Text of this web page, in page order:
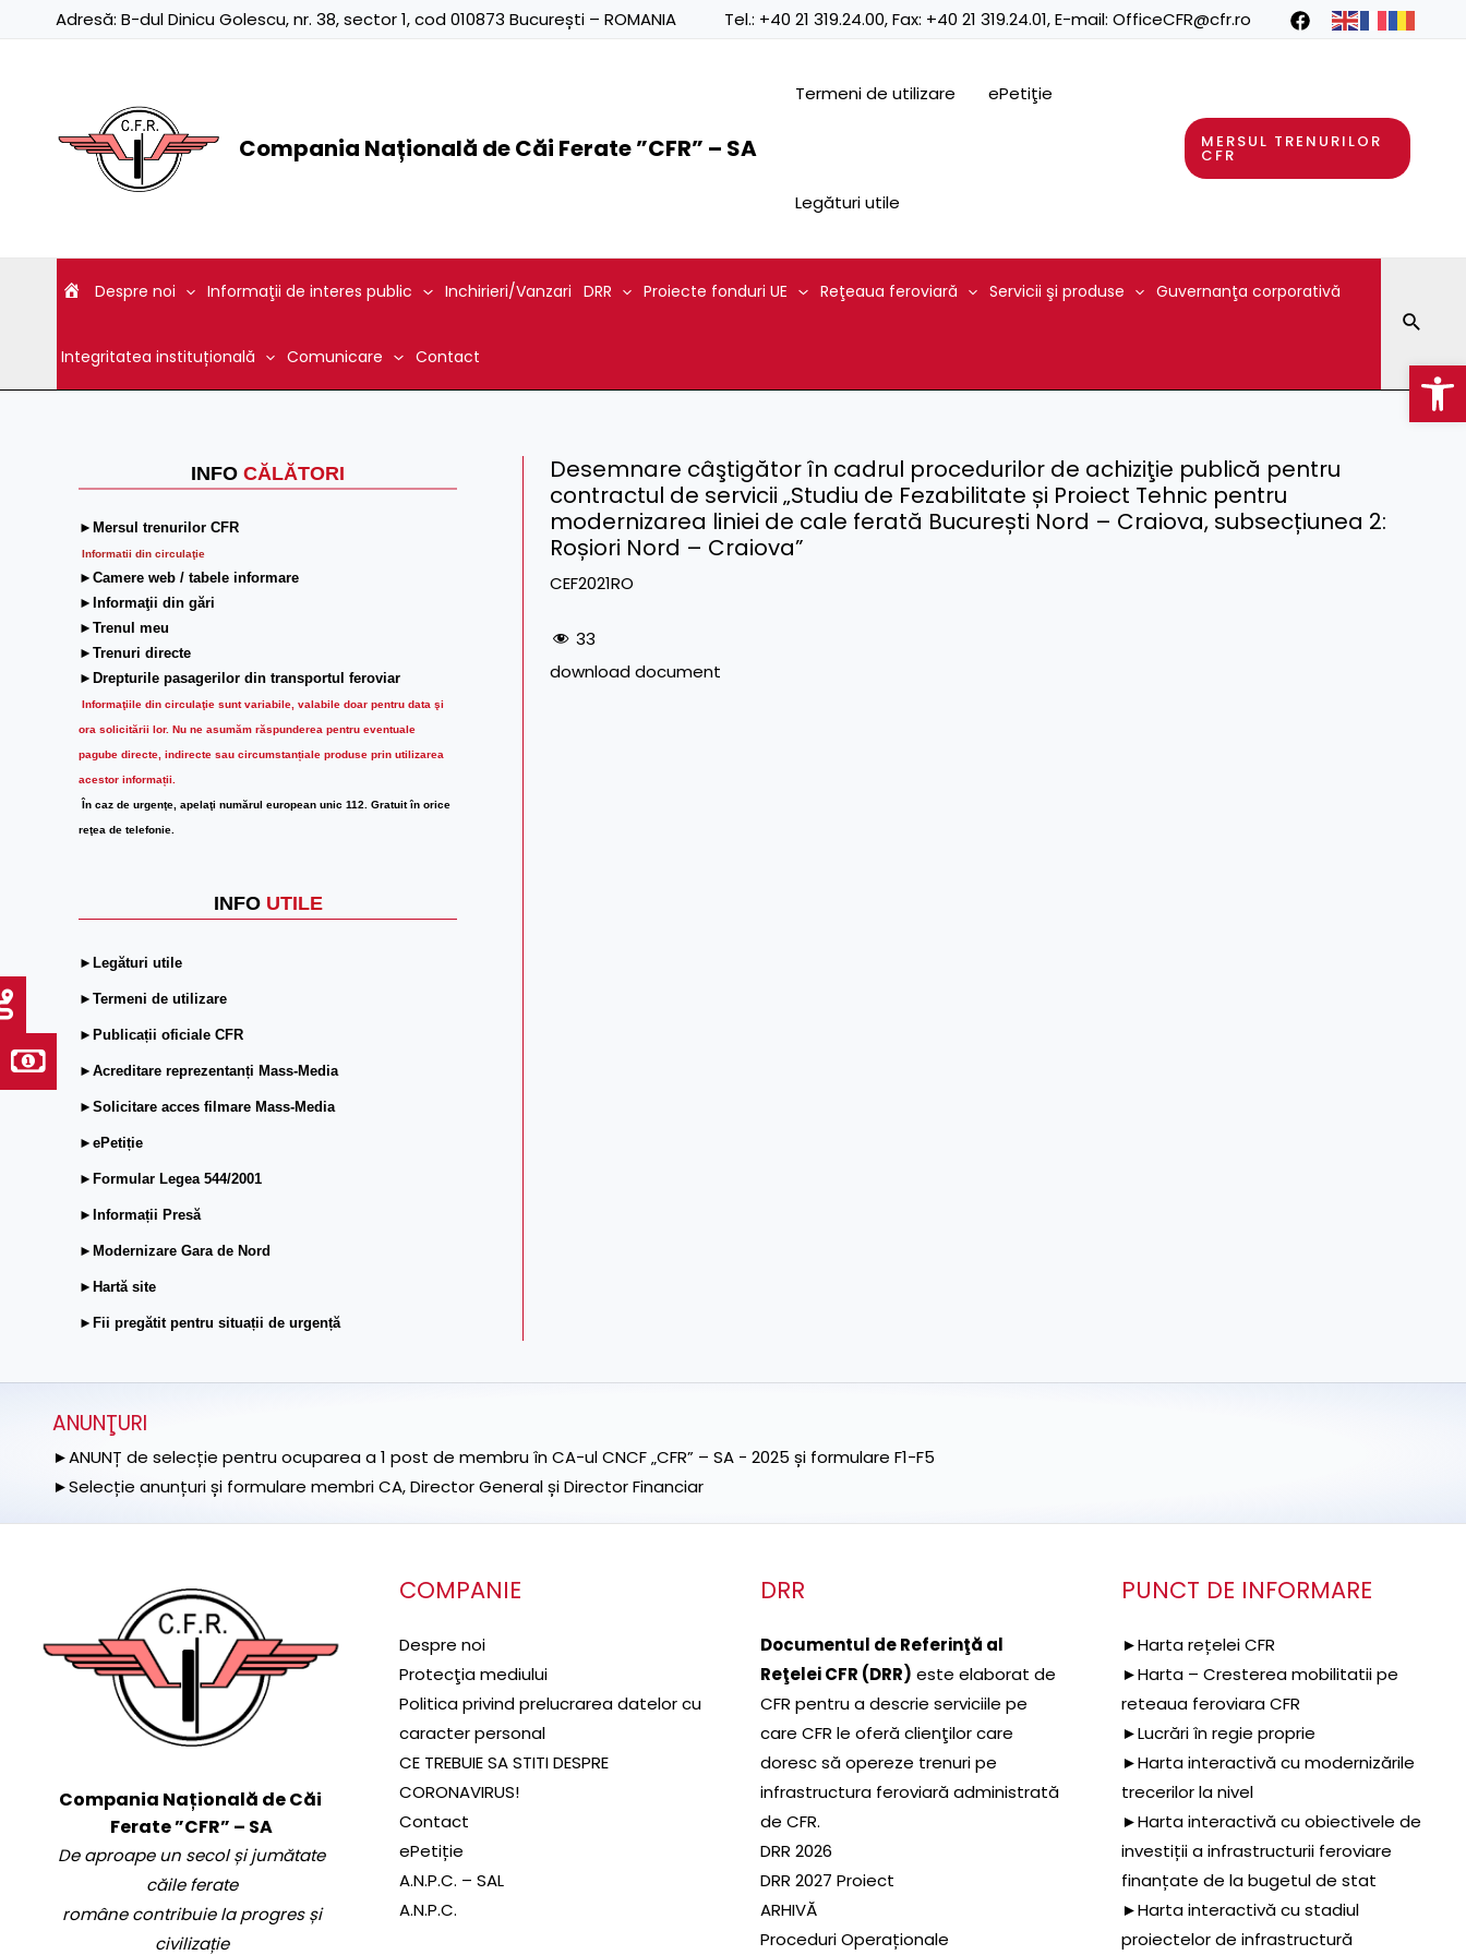
Adresă: B-dul Dinicu Golescu, nr. 38, sector 1, cod 010873 București – ROMANIA Tel.: +40 21 319.24.00, Fax: +40 21 319.24.01, E-mail: OfficeCFR@cfr.ro
Compania Națională de Căi Ferate ”CFR” – SA
Termeni de utilizare ePetiţie
Legături utile
MERSUL TRENURILOR
CFR
Despre noi Informaţii de interes public Inchirieri/Vanzari DRR Proiecte fonduri UE Reţeaua feroviară Servicii şi produse Guvernanţa corporativă
Integritatea instituțională Comunicare Contact
INFO CĂLĂTORI
►Mersul trenurilor CFR
Informatii din circulaţie
►Camere web / tabele informare
►Informaţii din gări
►Trenul meu
►Trenuri directe
►Drepturile pasagerilor din transportul feroviar
Informaţiile din circulaţie sunt variabile, valabile doar pentru data şi
ora solicitării lor. Nu ne asumăm răspunderea pentru eventuale
pagube directe, indirecte sau circumstanțiale produse prin utilizarea
acestor informații.
În caz de urgenţe, apelaţi numărul european unic 112. Gratuit în orice
reţea de telefonie.
INFO UTILE
►Legături utile
►Termeni de utilizare
►Publicații oficiale CFR
►Acreditare reprezentanți Mass-Media
►Solicitare acces filmare Mass-Media
►ePetiție
►Formular Legea 544/2001
►Informații Presă
►Modernizare Gara de Nord
►Hartă site
►Fii pregătit pentru situații de urgență
Desemnare câştigător în cadrul procedurilor de achiziţie publică pentru
contractul de servicii „Studiu de Fezabilitate și Proiect Tehnic pentru
modernizarea liniei de cale ferată București Nord – Craiova, subsecțiunea 2:
Roșiori Nord – Craiova”
CEF2021RO
33
download document
ANUNŢURI
►ANUNȚ de selecție pentru ocuparea a 1 post de membru în CA-ul CNCF „CFR” – SA - 2025 și formulare F1-F5
►Selecție anunțuri și formulare membri CA, Director General și Director Financiar
Compania Națională de Căi
Ferate ”CFR” – SA
De aproape un secol și jumătate
căile ferate
române contribuie la progres și
civilizație
COMPANIE
Despre noi
Protecţia mediului
Politica privind prelucrarea datelor cu
caracter personal
CE TREBUIE SA STITI DESPRE
CORONAVIRUS!
Contact
ePetiție
A.N.P.C. – SAL
A.N.P.C.
DRR
Documentul de Referinţă al
Reţelei CFR (DRR) este elaborat de
CFR pentru a descrie serviciile pe
care CFR le oferă clienţilor care
doresc să opereze trenuri pe
infrastructura feroviară administrată
de CFR.
DRR 2026
DRR 2027 Proiect
ARHIVĂ
Proceduri Operaționale
PUNCT DE INFORMARE
►Harta rețelei CFR
►Harta – Cresterea mobilitatii pe
reteaua feroviara CFR
►Lucrări în regie proprie
►Harta interactivă cu modernizările
trecerilor la nivel
►Harta interactivă cu obiectivele de
investiții a infrastructurii feroviare
finanțate de la bugetul de stat
►Harta interactivă cu stadiul
proiectelor de infrastructură